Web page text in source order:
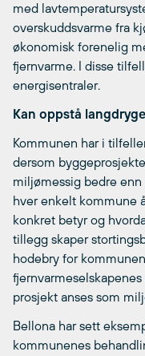
med
overskuddsvarme fra
økonomisk forenelig
fjernvarme. I disse
energisentraler.
Kan oppstå
Kommunen har i
dersom
miljømessig bedre
hver enkelt kommune
konkret betyr og
tillegg skaper
hodebry for
prosjekt anses som
Bellona har sett
kommunenes